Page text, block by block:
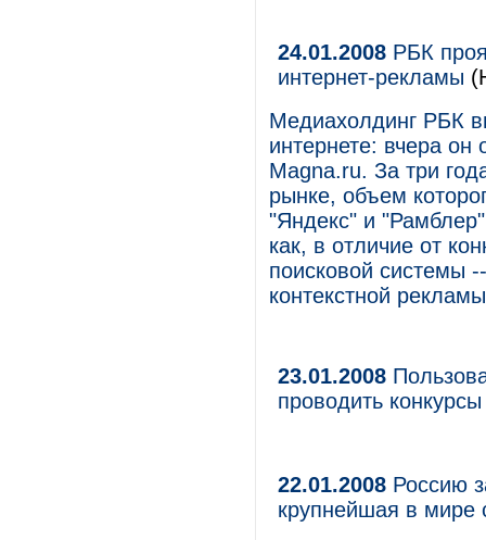
24.01.2008 РБК
интернет-рекламы
Медиахолдинг РБК
интернете: вчера он
Magna.ru. За три
рынке, объем
"Яндекс" и
как, в отличие от
поисковой системы
контекстной
23.01.2008
проводить конкурсы
22.01.2008 Россию
крупнейшая в мире